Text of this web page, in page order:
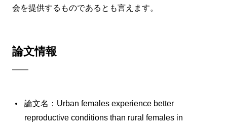
会を提供するものであるとも言えます。
論文情報
論文名：Urban females experience better
reproductive conditions than rural females in